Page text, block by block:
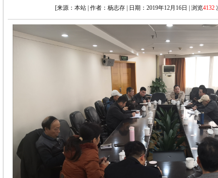
[来源：本站 | 作者：杨志存 | 日期：2019年12月16日 | 浏览4132